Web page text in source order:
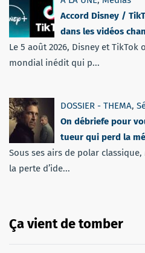
Accord Disney /
dans les vidéos
Le 5 août 2026, Disney et
mondial inédit qui p...
DOSSIER - THEMA,
On débriefe pour
tueur qui perd la
Sous ses airs de polar
la perte d’ide...
Ça vient de tomber